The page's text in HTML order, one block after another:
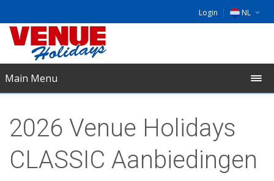
Login NL
UK
Main Menu
2026 Venue Holidays
CLASSIC Aanbiedingen